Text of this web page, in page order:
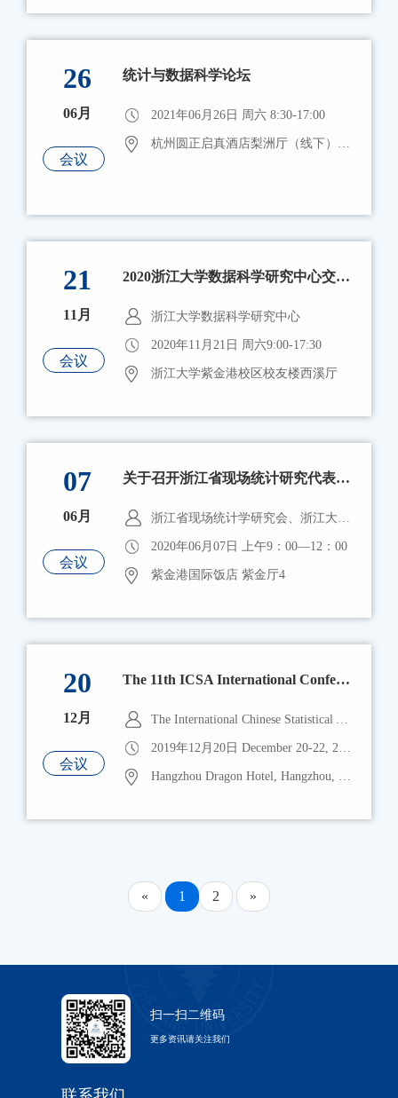
26
06月
会议
统计与数据科学论坛
2021年06月26日 周六 8:30-17:00
杭州圆正启真酒店梨洲厅（线下）；腾讯会议ID：735 364 396（线上）
21
11月
会议
2020浙江大学数据科学研究中心交叉论坛
浙江大学数据科学研究中心
2020年11月21日 周六9:00-17:30
浙江大学紫金港校区校友楼西溪厅
07
06月
会议
关于召开浙江省现场统计研究代表大会与学术研讨会的通知
浙江省现场统计学研究会、浙江大学数据科学研究中心 浙江大学统计学研究所
2020年06月07日 上午9：00—12：00
紫金港国际饭店 紫金厅4
20
12月
会议
The 11th ICSA International Conference
The International Chinese Statistical Association (ICSA)
2019年12月20日 December 20-22, 2019.
Hangzhou Dragon Hotel, Hangzhou, China
« 1 2 »
扫一扫二维码
更多资讯请关注我们